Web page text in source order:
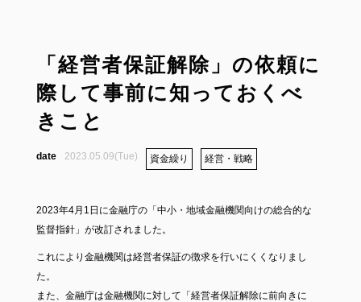
「経営者保証解除」の依頼に
際して事前に知っておくべ
きこと
2023.05.09(Tue) 資金繰り 経営・戦略
2023年4月1日に金融庁の「中小・地域金融機関向けの総合的な
監督指針」が改訂されました。
これにより金融機関は経営者保証の徴求を行いにくくなりまし
た。
また、金融庁は金融機関に対して「経営者保証解除に前向きに